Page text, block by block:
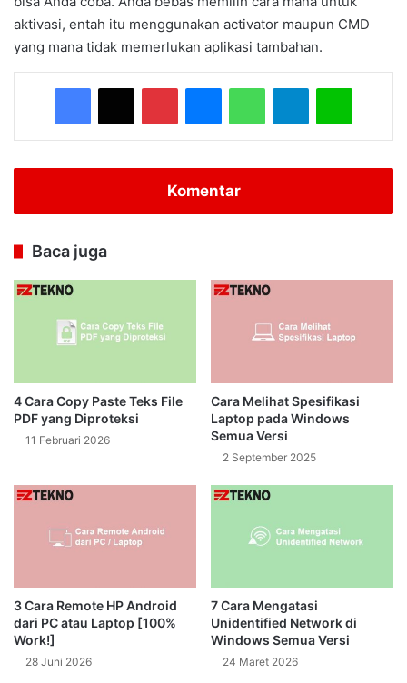
aktivasi, entah itu menggunakan activator maupun CMD
yang mana tidak memerlukan aplikasi tambahan.
Facebook
X PinterestMessengerWhatsAppTelegramLine
Komentar
Baca juga
4 Cara Copy Paste Teks File
PDF yang Diproteksi
11 Februari 2026
Cara Melihat Spesifikasi
Laptop pada Windows
Semua Versi
2 September 2025
3 Cara Remote HP Android
dari PC atau Laptop [100%
Work!]
28 Juni 2026
7 Cara Mengatasi
Unidentified Network di
Windows Semua Versi
24 Maret 2026